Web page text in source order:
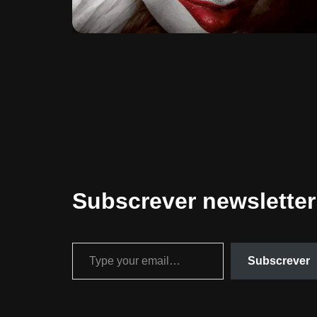
Subscrever newsletter
Subscrever